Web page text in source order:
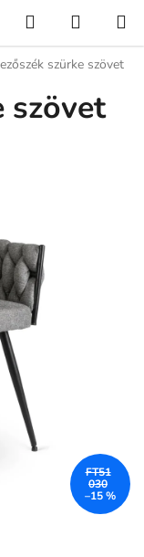
KeresésKOSÁR
szürke szövet
szövet
FT51
030
–15 %